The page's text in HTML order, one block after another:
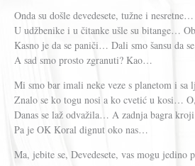
Onda su došle devedesete, tužne i
U udžbenike i u čitanke ušle su bitange…
Kasno je da se paniči… Dali smo šansu da
A sad smo prosto zgranuti? Kao…
Mi smo bar imali neke veze s planetom i
Znalo se ko togu nosi a ko cvetić u kosi…
Danas se laž odvažila… A zadnja bagra
Pa je OK Koral dignut oko nas…
Ma, jebite se, Devedesete, vas mogu jedino